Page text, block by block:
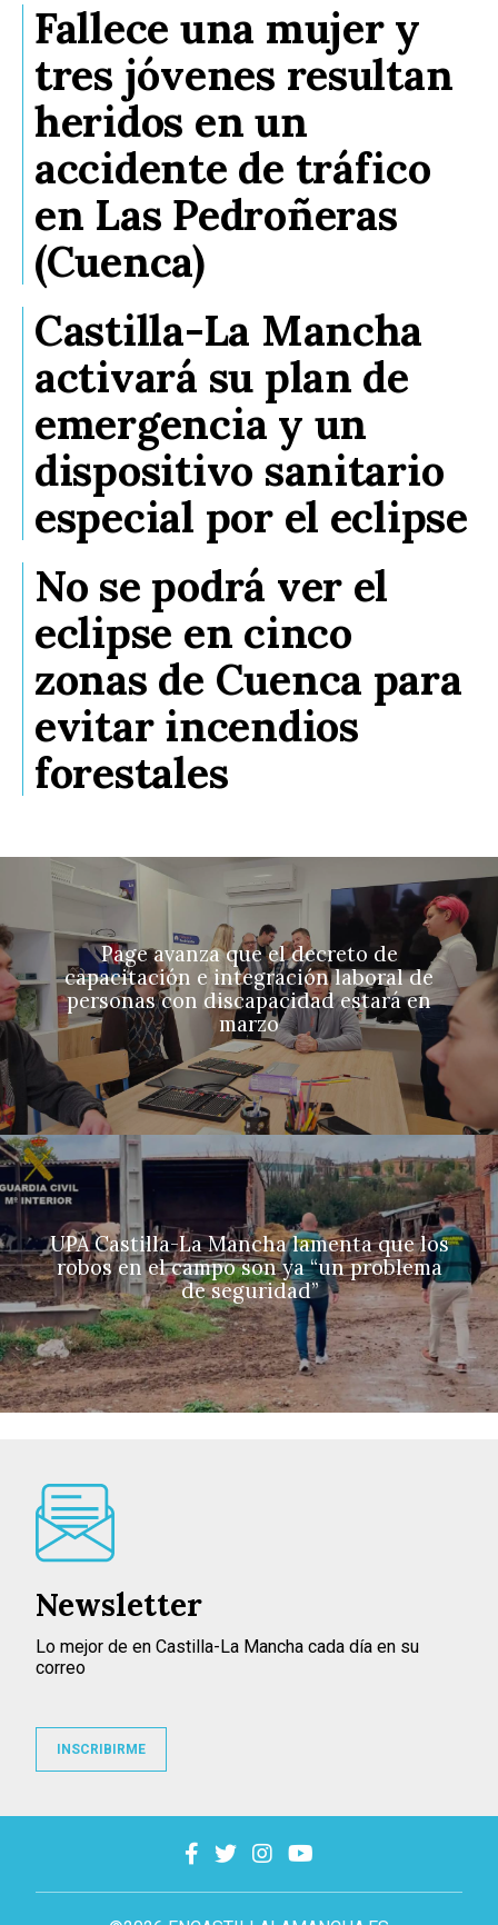
Fallece una mujer y
tres jóvenes resultan
heridos en un
accidente de tráfico
en Las Pedroñeras
(Cuenca)
Castilla-La Mancha
activará su plan de
emergencia y un
dispositivo sanitario
especial por el eclipse
No se podrá ver el
eclipse en cinco
zonas de Cuenca para
evitar incendios
forestales
Page avanza que el decreto de
capacitación e integración laboral de
personas con discapacidad estará en
marzo
UPA Castilla-La Mancha lamenta que los
robos en el campo son ya “un problema
de seguridad”
Newsletter
Lo mejor de en Castilla-La Mancha cada día en su
correo
INSCRIBIRME